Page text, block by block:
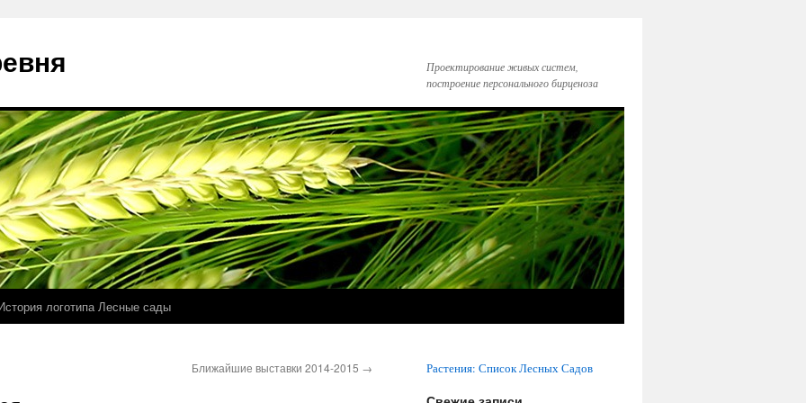
Проектирование живых систем,
построение персонального бирценоза
логотипа Лесные сады
Ближайшие выставки 2014-2015 → Растения: Список Лесных Садов